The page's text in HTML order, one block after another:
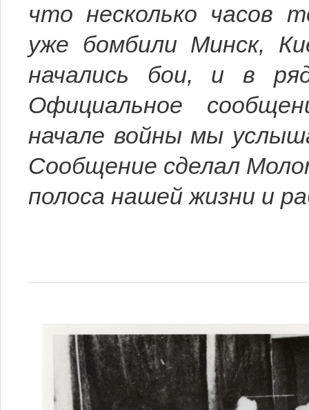
что несколько часов
уже бомбили Минск,
начались бои, и в
Официальное
начале войны мы
Сообщение сделал
полоса нашей жизни и